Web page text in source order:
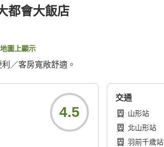
都會大飯店
圖上顯示
／客房寬敞舒適。
4.5
交通
山形站
北山形站
羽前千歲站